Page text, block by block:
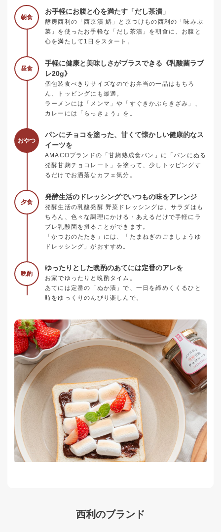
朝食
お手軽にお腹と心を満たす「だし茶漬」
酵房西利の「西京漬 鰆」と京つけもの西利の「味みぶ
菜」を使ったお手軽な「だし茶漬」を朝食に、お腹と
心を満たして1日をスタート。
昼食
手軽に健康と美味しさがプラスできる《乳酸菌ラブ
レ20g》
個包装食べきりサイズなのでお弁当の一品はもちろ
ん、トッピングにも最適。
ラーメンには「メンマ」や「すぐきかぶらきざみ」、
カレーには「らっきょう」を。
おやつ
パンにチョコを塗った、甘くて懐かしい健康的なス
イーツを
AMACOブランドの「甘麹熟成食パン」に「パンにぬる
発酵甘麹チョコレート」を塗って、少しトッピングす
るだけでお洒落なカフェ気分。
夕食
発酵生活のドレッシングでいつもの味をアレンジ
発酵生活の乳酸発酵 野菜ドレッシングは、サラダはも
ちろん、色々な調理にかける・あえるだけで手軽にラ
ブレ乳酸菌を摂ることができます。
「かつおのたたき」には、「たまねぎのごましょうゆ
ドレッシング」がおすすめ。
晩酌
ゆったりとした晩酌のあてには定番のアレを
お家でゆったりと晩酌タイム。
あてには定番の「ぬか漬」で、一日を締めくくるひと
時をゆっくりのんびり楽しんで。
西利のブランド